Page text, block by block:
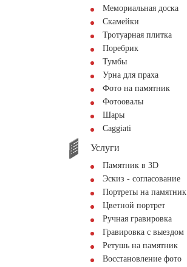
Мемориальная доска
Скамейки
Тротуарная плитка
Поребрик
Тумбы
Урна для праха
Фото на памятник
Фотоовалы
Шары
Сaggiati
Услуги
Памятник в 3D
Эскиз - согласование
Портреты на памятник
Цветной портрет
Ручная гравировка
Гравировка с выездом
Ретушь на памятник
Восстановление фото